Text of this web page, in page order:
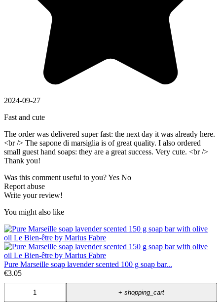
2024-09-27
Fast and cute
The order was delivered super fast: the next day it was already here.
<br /> The sapone di marsiglia is of great quality. I also ordered
small guest hand soaps: they are a great success. Very cute. <br />
Thank you!
Was this comment useful to you?Yes No
Report abuse
Write your review!
You might also like
Pure Marseille soap lavender scented 100 g soap bar...
€3.05
+shopping_cart